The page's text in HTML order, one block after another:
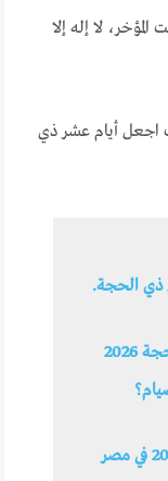
لا إله إلا
اجعل أيام عشر ذي
ذي الحجة.
فوائد الأيام العشرة الأولى من ذي الحجة 2026
ويوم راحة عرفات هو عيد الأضحى 2026 في مصر